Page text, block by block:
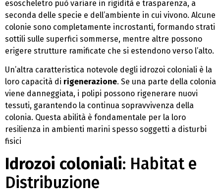
esoscheletro può variare in rigidità e trasparenza, a
seconda delle specie e dell’ambiente in cui vivono. Alcune
colonie sono completamente incrostanti, formando strati
sottili sulle superfici sommerse, mentre altre possono
erigere strutture ramificate che si estendono verso l’alto.
Un’altra caratteristica notevole degli idrozoi coloniali è la
loro capacità di rigenerazione. Se una parte della colonia
viene danneggiata, i polipi possono rigenerare nuovi
tessuti, garantendo la continua sopravvivenza della
colonia. Questa abilità è fondamentale per la loro
resilienza in ambienti marini spesso soggetti a disturbi
fisici
Idrozoi coloniali: Habitat e
Distribuzione